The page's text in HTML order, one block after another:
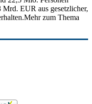
EUR aus gesetzlicher,
zum Thema